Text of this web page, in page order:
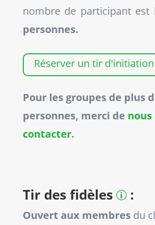
nombre de participant est
personnes.
Réserver un tir d'initiation
Pour les groupes de plus
personnes, merci de nous
contacter.
Tir des fidèlesp:
Ouvert aux membres du